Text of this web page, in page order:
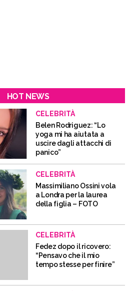
HOT NEWS
CELEBRITÀ
Belen Rodriguez: “Lo
yoga mi ha aiutata a
uscire dagli attacchi di
panico”
CELEBRITÀ
Massimiliano Ossini vola
a Londra per la laurea
della figlia – FOTO
CELEBRITÀ
Fedez dopo il ricovero:
“Pensavo che il mio
tempo stesse per finire”